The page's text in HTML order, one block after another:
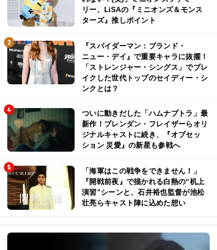
リー、LiSAの『ミニオンズ＆モンス
ターズ』推しポイント
『スパイダーマン：ブランド・
ニュー・デイ』で重要キャラに抜擢！
「ストレンジャー・シングス」でブレ
イクした世代トップのセイディー・シ
ンクとは？
ついに動きだした「ハムナプトラ」最
新作！ブレンダン・フレイザーらオリ
ジナルキャストに続き、『オブセッ
ション 災愛』の新星も参戦へ
「海軍はこの戦争をできません！」
『開戦前夜』で描かれる白熱の“机上
演習”シーンと、石井裕也監督が池松
壮亮らキャスト陣に込めた想い